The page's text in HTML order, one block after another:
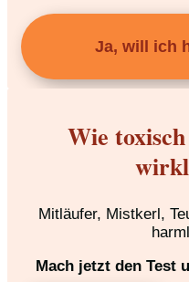
Ja, will ich
Wie
Mitläufer, Mistkerl,
Mach jetzt den Test